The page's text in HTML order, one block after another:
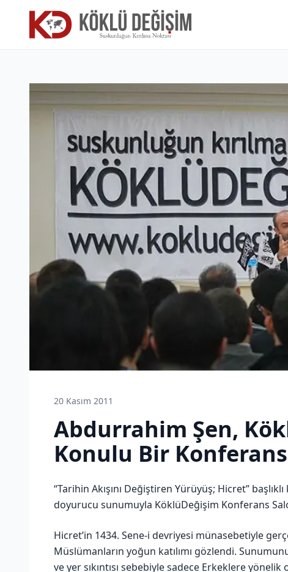
20 Kasım 2011
Abdurrahim Şen,
Konulu Bir
“Tarihin Akışını Değiştiren Yürüyüş; Hicret”
doyurucu sunumuyla KöklüDeğişim Konferans
Hicret’in 1434. Sene-i devriyesi münasebetiyle
Müslümanların yoğun katılımı gözlendi.
ve yer sıkıntısı sebebiyle sadece Erkeklere